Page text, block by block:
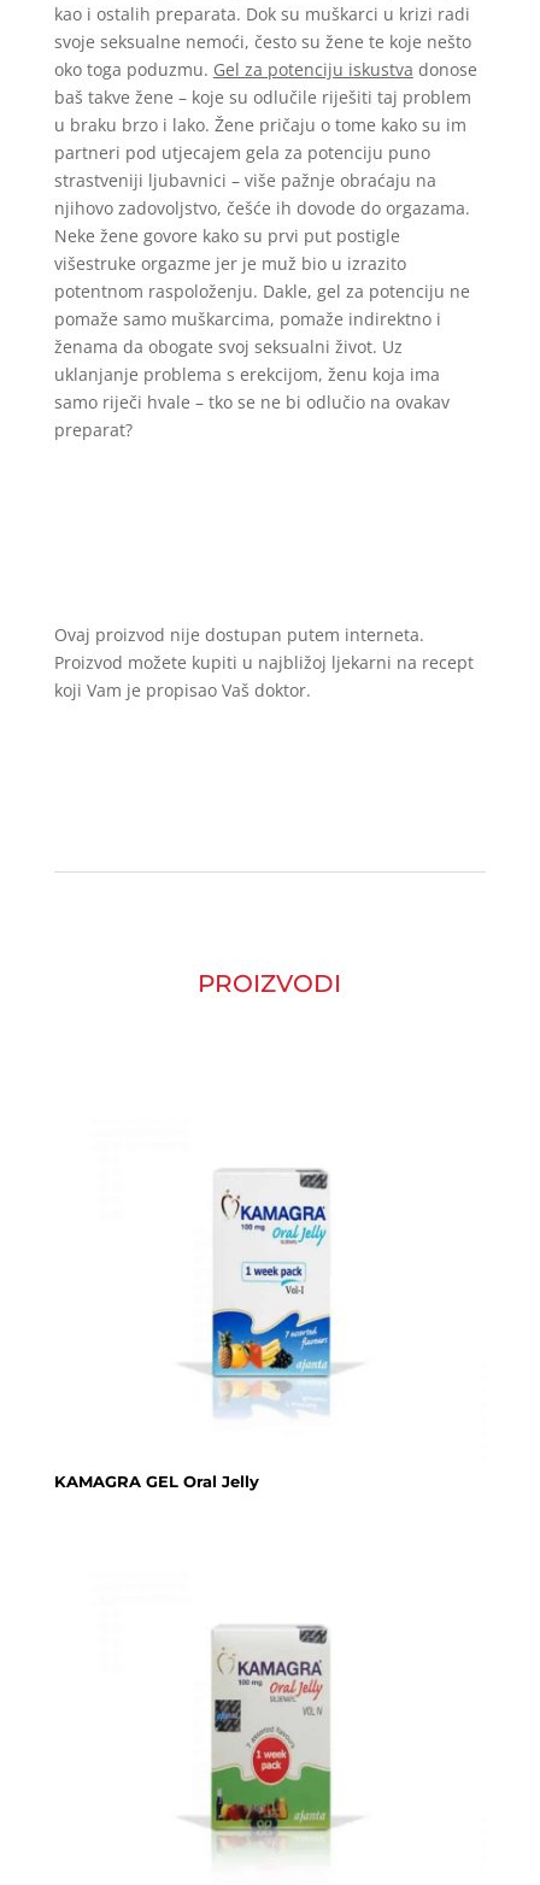
kao i ostalih preparata. Dok su muškarci u krizi radi
svoje seksualne nemoći, često su žene te koje nešto
oko toga poduzmu. Gel za potenciju iskustva donose
baš takve žene – koje su odlučile riješiti taj problem
u braku brzo i lako. Žene pričaju o tome kako su im
partneri pod utjecajem gela za potenciju puno
strastveniji ljubavnici – više pažnje obraćaju na
njihovo zadovoljstvo, češće ih dovode do orgazama.
Neke žene govore kako su prvi put postigle
višestruke orgazme jer je muž bio u izrazito
potentnom raspoloženju. Dakle, gel za potenciju ne
pomaže samo muškarcima, pomaže indirektno i
ženama da obogate svoj seksualni život. Uz
uklanjanje problema s erekcijom, ženu koja ima
samo riječi hvale – tko se ne bi odlučio na ovakav
preparat?
Ovaj proizvod nije dostupan putem interneta.
Proizvod možete kupiti u najbližoj ljekarni na recept
koji Vam je propisao Vaš doktor.
PROIZVODI
KAMAGRA GEL Oral Jelly